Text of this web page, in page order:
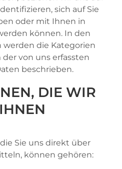
sich auf Sie
oder mit Ihnen in
können. In den
die Kategorien
von uns erfassten
beschrieben.
DIE WIR
Sie uns direkt über
können gehören: